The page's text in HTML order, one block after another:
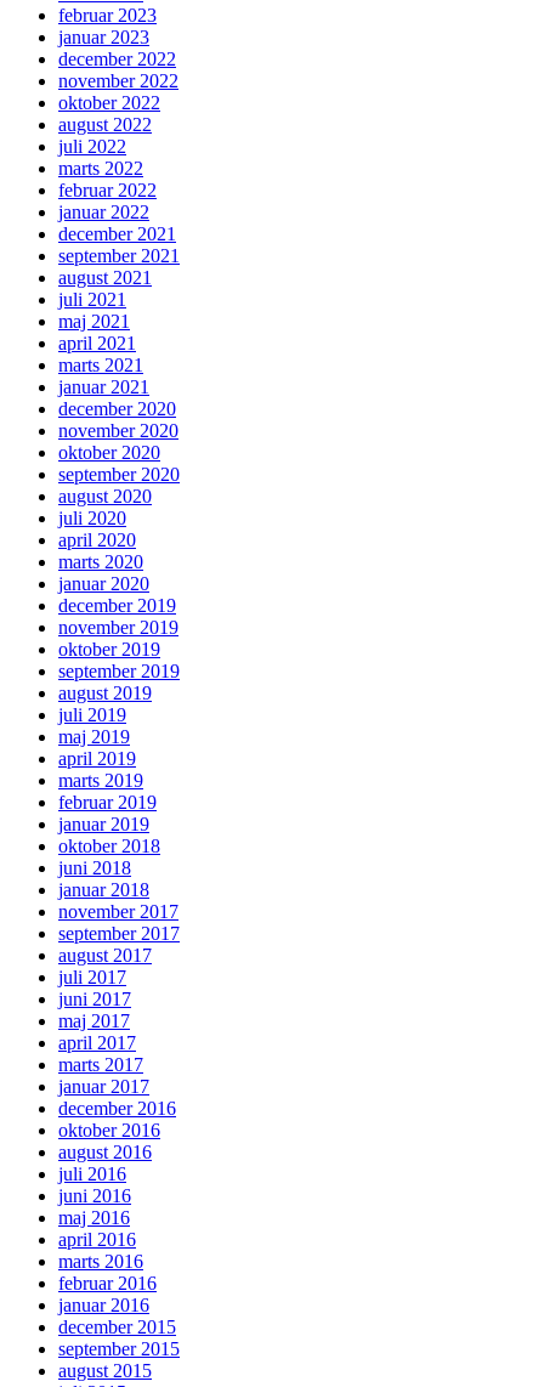
februar 2023
januar 2023
december 2022
november 2022
oktober 2022
august 2022
juli 2022
marts 2022
februar 2022
januar 2022
december 2021
september 2021
august 2021
juli 2021
maj 2021
april 2021
marts 2021
januar 2021
december 2020
november 2020
oktober 2020
september 2020
august 2020
juli 2020
april 2020
marts 2020
januar 2020
december 2019
november 2019
oktober 2019
september 2019
august 2019
juli 2019
maj 2019
april 2019
marts 2019
februar 2019
januar 2019
oktober 2018
juni 2018
januar 2018
november 2017
september 2017
august 2017
juli 2017
juni 2017
maj 2017
april 2017
marts 2017
januar 2017
december 2016
oktober 2016
august 2016
juli 2016
juni 2016
maj 2016
april 2016
marts 2016
februar 2016
januar 2016
december 2015
september 2015
august 2015